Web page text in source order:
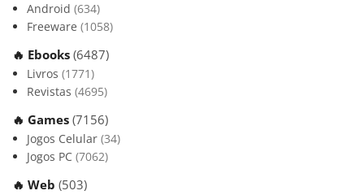
Android (634)
Freeware (1058)
🔥 Ebooks (6487)
Livros (1771)
Revistas (4695)
🔥 Games (7156)
Jogos Celular (34)
Jogos PC (7062)
🔥 Web (503)